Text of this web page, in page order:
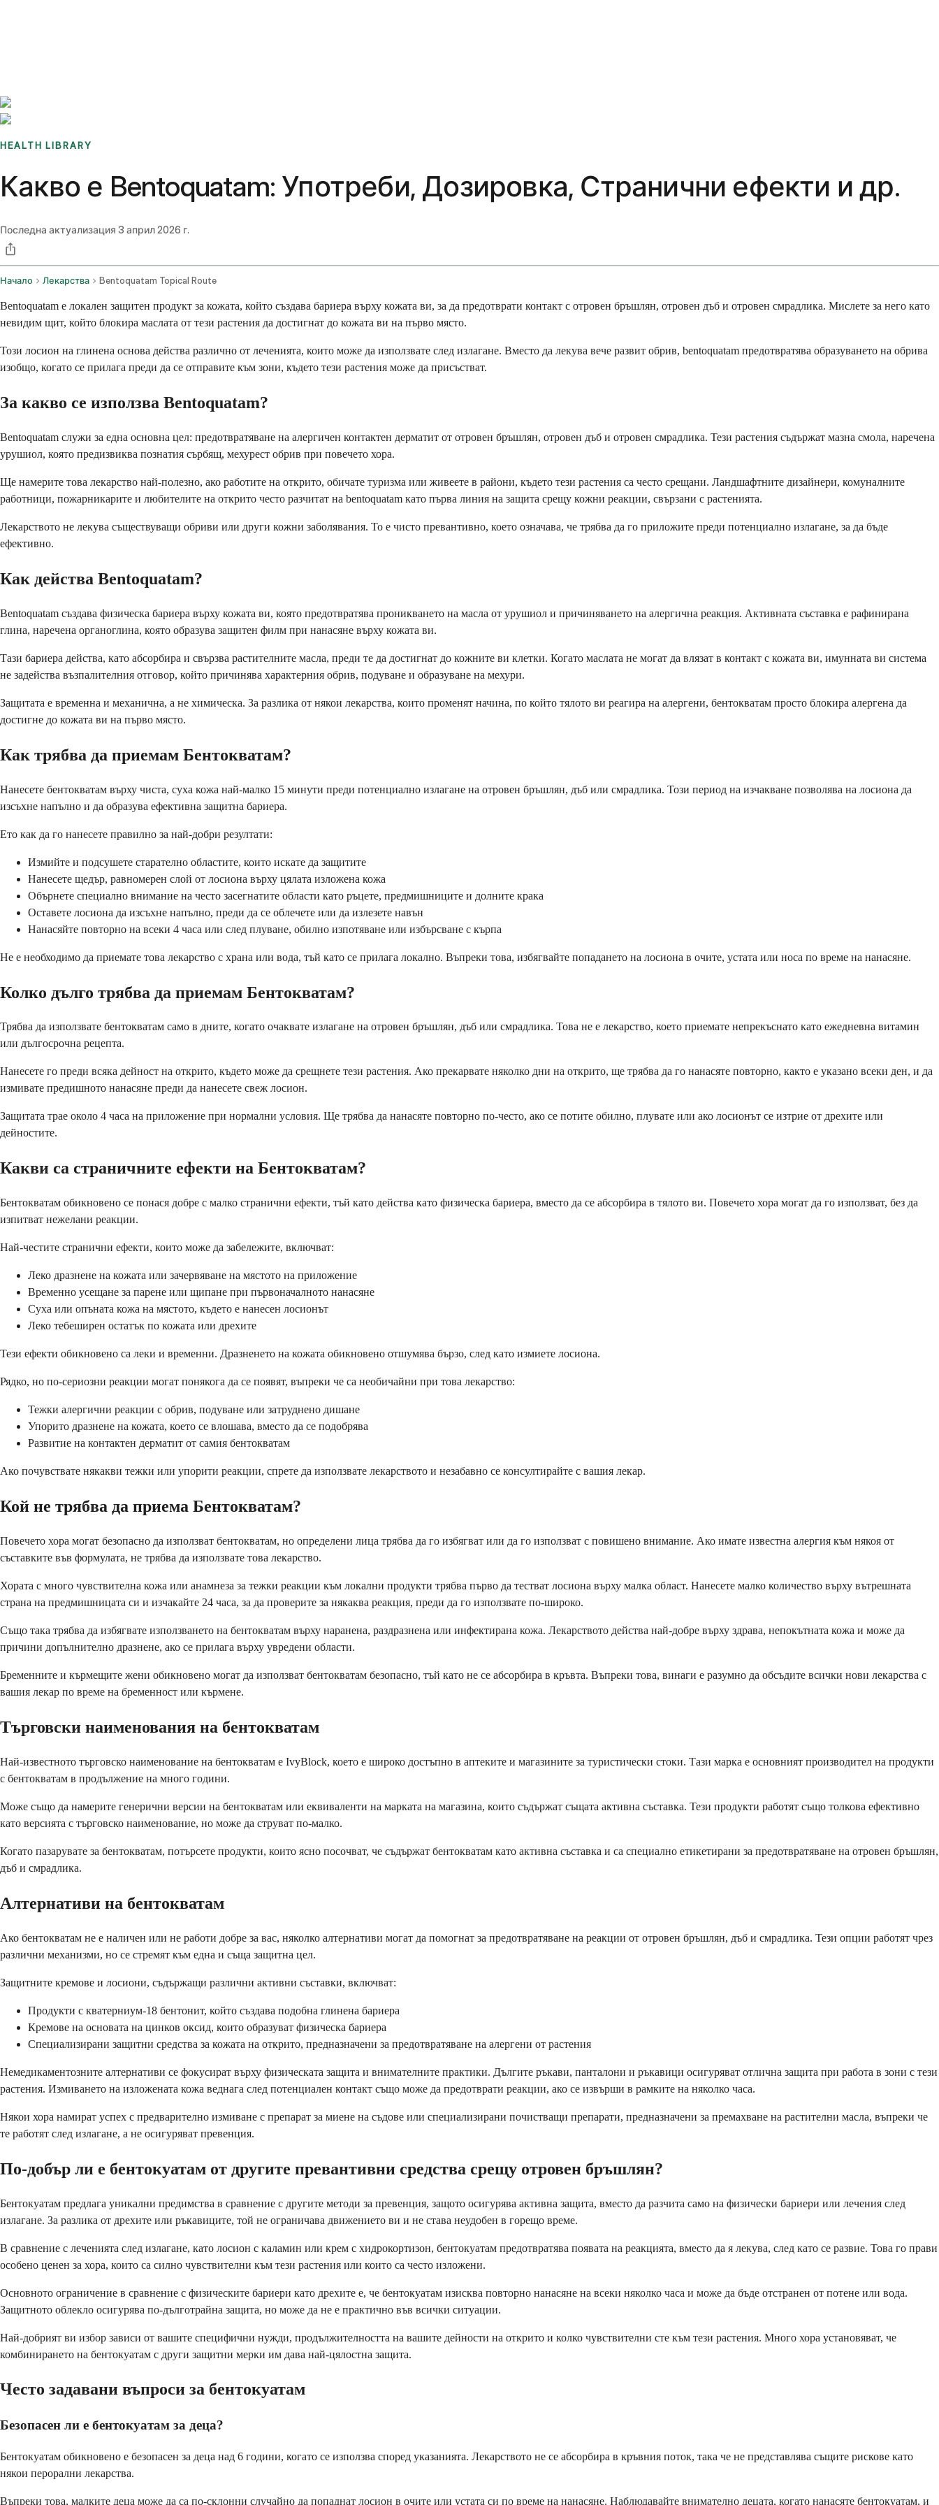
HEALTH LIBRARY
Какво е Bentoquatam: Употреби, Дозировка, Странични ефекти и др.
Последна актуализация 3 април 2026 г.
Начало Лекарства Bentoquatam Topical Route
Bentoquatam е локален защитен продукт за кожата, който създава бариера върху кожата ви, за да предотврати контакт с отровен бръшлян, отровен дъб и отровен смрадлика. Мислете за него като
невидим щит, който блокира маслата от тези растения да достигнат до кожата ви на първо място.
Този лосион на глинена основа действа различно от леченията, които може да използвате след излагане. Вместо да лекува вече развит обрив, bentoquatam предотвратява образуването на обрива
изобщо, когато се прилага преди да се отправите към зони, където тези растения може да присъстват.
За какво се използва Bentoquatam?
Bentoquatam служи за една основна цел: предотвратяване на алергичен контактен дерматит от отровен бръшлян, отровен дъб и отровен смрадлика. Тези растения съдържат мазна смола, наречена
урушиол, която предизвиква познатия сърбящ, мехурест обрив при повечето хора.
Ще намерите това лекарство най-полезно, ако работите на открито, обичате туризма или живеете в райони, където тези растения са често срещани. Ландшафтните дизайнери, комуналните
работници, пожарникарите и любителите на открито често разчитат на bentoquatam като първа линия на защита срещу кожни реакции, свързани с растенията.
Лекарството не лекува съществуващи обриви или други кожни заболявания. То е чисто превантивно, което означава, че трябва да го приложите преди потенциално излагане, за да бъде
ефективно.
Как действа Bentoquatam?
Bentoquatam създава физическа бариера върху кожата ви, която предотвратява проникването на масла от урушиол и причиняването на алергична реакция. Активната съставка е рафинирана
глина, наречена органоглина, която образува защитен филм при нанасяне върху кожата ви.
Тази бариера действа, като абсорбира и свързва растителните масла, преди те да достигнат до кожните ви клетки. Когато маслата не могат да влязат в контакт с кожата ви, имунната ви система
не задейства възпалителния отговор, който причинява характерния обрив, подуване и образуване на мехури.
Защитата е временна и механична, а не химическа. За разлика от някои лекарства, които променят начина, по който тялото ви реагира на алергени, бентокватам просто блокира алергена да
достигне до кожата ви на първо място.
Как трябва да приемам Бентокватам?
Нанесете бентокватам върху чиста, суха кожа най-малко 15 минути преди потенциално излагане на отровен бръшлян, дъб или смрадлика. Този период на изчакване позволява на лосиона да
изсъхне напълно и да образува ефективна защитна бариера.
Ето как да го нанесете правилно за най-добри резултати:
Измийте и подсушете старателно областите, които искате да защитите
Нанесете щедър, равномерен слой от лосиона върху цялата изложена кожа
Обърнете специално внимание на често засегнатите области като ръцете, предмишниците и долните крака
Оставете лосиона да изсъхне напълно, преди да се облечете или да излезете навън
Нанасяйте повторно на всеки 4 часа или след плуване, обилно изпотяване или избърсване с кърпа
Не е необходимо да приемате това лекарство с храна или вода, тъй като се прилага локално. Въпреки това, избягвайте попадането на лосиона в очите, устата или носа по време на нанасяне.
Колко дълго трябва да приемам Бентокватам?
Трябва да използвате бентокватам само в дните, когато очаквате излагане на отровен бръшлян, дъб или смрадлика. Това не е лекарство, което приемате непрекъснато като ежедневна витамин
или дългосрочна рецепта.
Нанесете го преди всяка дейност на открито, където може да срещнете тези растения. Ако прекарвате няколко дни на открито, ще трябва да го нанасяте повторно, както е указано всеки ден, и да
измивате предишното нанасяне преди да нанесете свеж лосион.
Защитата трае около 4 часа на приложение при нормални условия. Ще трябва да нанасяте повторно по-често, ако се потите обилно, плувате или ако лосионът се изтрие от дрехите или
дейностите.
Какви са страничните ефекти на Бентокватам?
Бентокватам обикновено се понася добре с малко странични ефекти, тъй като действа като физическа бариера, вместо да се абсорбира в тялото ви. Повечето хора могат да го използват, без да
изпитват нежелани реакции.
Най-честите странични ефекти, които може да забележите, включват:
Леко дразнене на кожата или зачервяване на мястото на приложение
Временно усещане за парене или щипане при първоначалното нанасяне
Суха или опъната кожа на мястото, където е нанесен лосионът
Леко тебеширен остатък по кожата или дрехите
Тези ефекти обикновено са леки и временни. Дразненето на кожата обикновено отшумява бързо, след като измиете лосиона.
Рядко, но по-сериозни реакции могат понякога да се появят, въпреки че са необичайни при това лекарство:
Тежки алергични реакции с обрив, подуване или затруднено дишане
Упорито дразнене на кожата, което се влошава, вместо да се подобрява
Развитие на контактен дерматит от самия бентокватам
Ако почувствате някакви тежки или упорити реакции, спрете да използвате лекарството и незабавно се консултирайте с вашия лекар.
Кой не трябва да приема Бентокватам?
Повечето хора могат безопасно да използват бентокватам, но определени лица трябва да го избягват или да го използват с повишено внимание. Ако имате известна алергия към някоя от
съставките във формулата, не трябва да използвате това лекарство.
Хората с много чувствителна кожа или анамнеза за тежки реакции към локални продукти трябва първо да тестват лосиона върху малка област. Нанесете малко количество върху вътрешната
страна на предмишницата си и изчакайте 24 часа, за да проверите за някаква реакция, преди да го използвате по-широко.
Също така трябва да избягвате използването на бентокватам върху наранена, раздразнена или инфектирана кожа. Лекарството действа най-добре върху здрава, непокътната кожа и може да
причини допълнително дразнене, ако се прилага върху увредени области.
Бременните и кърмещите жени обикновено могат да използват бентокватам безопасно, тъй като не се абсорбира в кръвта. Въпреки това, винаги е разумно да обсъдите всички нови лекарства с
вашия лекар по време на бременност или кърмене.
Търговски наименования на бентокватам
Най-известното търговско наименование на бентокватам е IvyBlock, което е широко достъпно в аптеките и магазините за туристически стоки. Тази марка е основният производител на продукти
с бентокватам в продължение на много години.
Може също да намерите генерични версии на бентокватам или еквиваленти на марката на магазина, които съдържат същата активна съставка. Тези продукти работят също толкова ефективно
като версията с търговско наименование, но може да струват по-малко.
Когато пазарувате за бентокватам, потърсете продукти, които ясно посочват, че съдържат бентокватам като активна съставка и са специално етикетирани за предотвратяване на отровен бръшлян,
дъб и смрадлика.
Алтернативи на бентокватам
Ако бентокватам не е наличен или не работи добре за вас, няколко алтернативи могат да помогнат за предотвратяване на реакции от отровен бръшлян, дъб и смрадлика. Тези опции работят чрез
различни механизми, но се стремят към една и съща защитна цел.
Защитните кремове и лосиони, съдържащи различни активни съставки, включват:
Продукти с кватерниум-18 бентонит, който създава подобна глинена бариера
Кремове на основата на цинков оксид, които образуват физическа бариера
Специализирани защитни средства за кожата на открито, предназначени за предотвратяване на алергени от растения
Немедикаментозните алтернативи се фокусират върху физическата защита и внимателните практики. Дългите ръкави, панталони и ръкавици осигуряват отлична защита при работа в зони с тези
растения. Измиването на изложената кожа веднага след потенциален контакт също може да предотврати реакции, ако се извърши в рамките на няколко часа.
Някои хора намират успех с предварително измиване с препарат за миене на съдове или специализирани почистващи препарати, предназначени за премахване на растителни масла, въпреки че
те работят след излагане, а не осигуряват превенция.
По-добър ли е бентокуатам от другите превантивни средства срещу отровен бръшлян?
Бентокуатам предлага уникални предимства в сравнение с другите методи за превенция, защото осигурява активна защита, вместо да разчита само на физически бариери или лечения след
излагане. За разлика от дрехите или ръкавиците, той не ограничава движението ви и не става неудобен в горещо време.
В сравнение с леченията след излагане, като лосион с каламин или крем с хидрокортизон, бентокуатам предотвратява появата на реакцията, вместо да я лекува, след като се развие. Това го прави
особено ценен за хора, които са силно чувствителни към тези растения или които са често изложени.
Основното ограничение в сравнение с физическите бариери като дрехите е, че бентокуатам изисква повторно нанасяне на всеки няколко часа и може да бъде отстранен от потене или вода.
Защитното облекло осигурява по-дълготрайна защита, но може да не е практично във всички ситуации.
Най-добрият ви избор зависи от вашите специфични нужди, продължителността на вашите дейности на открито и колко чувствителни сте към тези растения. Много хора установяват, че
комбинирането на бентокуатам с други защитни мерки им дава най-цялостна защита.
Често задавани въпроси за бентокуатам
Безопасен ли е бентокуатам за деца?
Бентокуатам обикновено е безопасен за деца над 6 години, когато се използва според указанията. Лекарството не се абсорбира в кръвния поток, така че не представлява същите рискове като
някои перорални лекарства.
Въпреки това, малките деца може да са по-склонни случайно да попаднат лосион в очите или устата си по време на нанасяне. Наблюдавайте внимателно децата, когато нанасяте бентокуатам, и